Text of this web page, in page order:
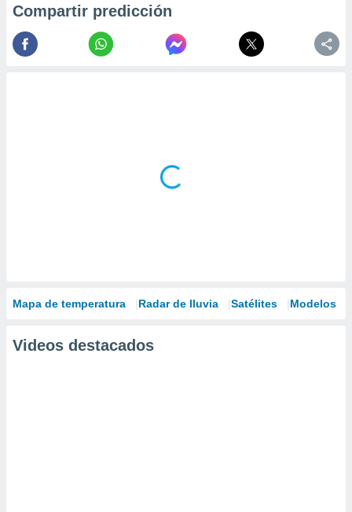
Compartir predicción
Mapa de temperatura Radar de lluvia Satélites Modelos
Videos destacados